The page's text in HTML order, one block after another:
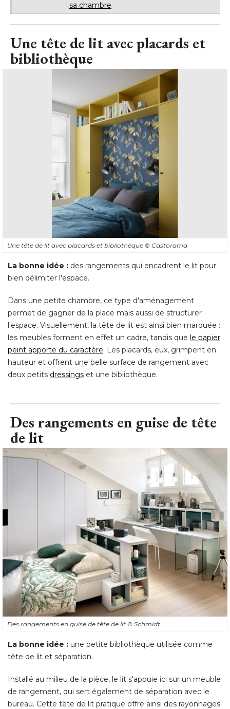
sa chambre
Une tête de lit avec placards et
bibliothèque
Une tête de lit avec placards et bibliothèque © Castorama
La bonne idée : des rangements qui encadrent le lit pour
bien délimiter l'espace.
Dans une petite chambre, ce type d'aménagement
permet de gagner de la place mais aussi de structurer
l'espace. Visuellement, la tête de lit est ainsi bien marquée :
les meubles forment en effet un cadre, tandis que le papier
peint apporte du caractère. Les placards, eux, grimpent en
hauteur et offrent une belle surface de rangement avec
deux petits dressings et une bibliothèque.
Des rangements en guise de tête
de lit
Des rangements en guise de tête de lit © Schmidt
La bonne idée : une petite bibliothèque utilisée comme
tête de lit et séparation.
Installé au milieu de la pièce, le lit s'appuie ici sur un meuble
de rangement, qui sert également de séparation avec le
bureau. Cette tête de lit pratique offre ainsi des rayonnages